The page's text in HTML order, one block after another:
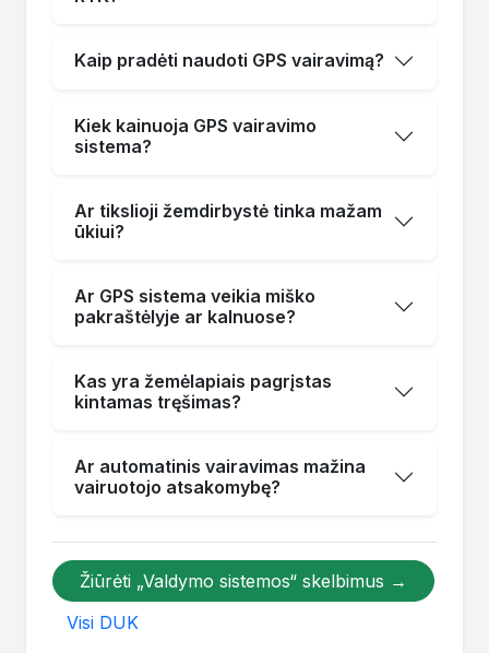
Kaip pradėti naudoti GPS vairavimą?
Kiek kainuoja GPS vairavimo
sistema?
Ar tikslioji žemdirbystė tinka mažam
ūkiui?
Ar GPS sistema veikia miško
pakraštėlyje ar kalnuose?
Kas yra žemėlapiais pagrįstas
kintamas tręšimas?
Ar automatinis vairavimas mažina
vairuotojo atsakomybę?
Žiūrėti „Valdymo sistemos“ skelbimus →
Visi DUK